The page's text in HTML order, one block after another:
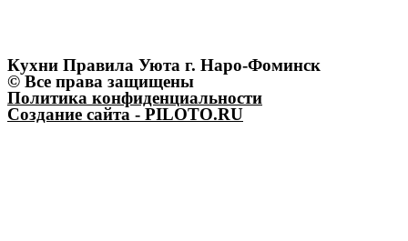
Кухни Правила Уюта г. Наро-Фоминск
© Все права защищены
Политика конфиденциальности
Создание сайта - PILOTO.RU